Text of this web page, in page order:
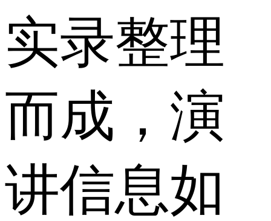
实录整理
而成，演
讲信息如